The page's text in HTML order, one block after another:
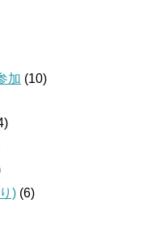
加 (10)
) (6)